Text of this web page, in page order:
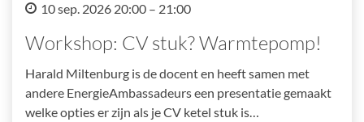
10 sep. 2026 20:00 – 21:00
Workshop: CV stuk? Warmtepomp!
Harald Miltenburg is de docent en heeft samen met
andere EnergieAmbassadeurs een presentatie gemaakt
welke opties er zijn als je CV ketel stuk is…